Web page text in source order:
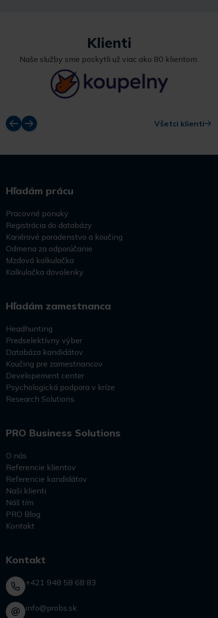
Klienti
Naše služby sme poskytli už viac ako 80 klientom.
Všetci klienti
Hľadám prácu
Pracovné ponuky
Registrácia do databázy
Kariérové poradenstvo a koučing
Odmena za odporúčanie
Mzdová kalkulačka
Kalkulačka dovolenky
Hľadám zamestnanca
Headhunting
Predselektívny výber
Databáza kandidátov
Koučing pre zamestnancov
Developement center
Psychologická podpora v kríze
Research Solutions
PRO Business Solutions
O nás
Referencie klientov
Referencie kandidátov
Naši klienti
Náš tím
PRO Blog
Kontakt
Kontakt
+421 948 58 68 83
info@probs.sk